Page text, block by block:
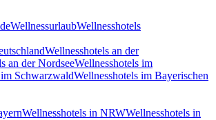
WellnessurlaubWellnesshotels
Wellnesshotels an der
an der NordseeWellnesshotels im
SchwarzwaldWellnesshotels im Bayerischen
Wellnesshotels in NRWWellnesshotels in